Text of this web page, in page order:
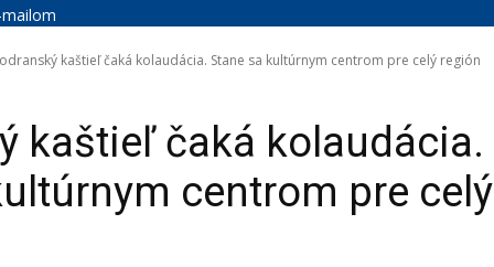
kaštieľ čaká kolaudácia. Stane sa kultúrnym centrom pre celý región
kaštieľ čaká kolaudácia.
centrom pre celý